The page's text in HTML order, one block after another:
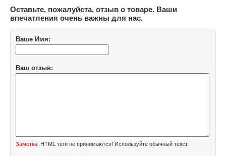
Оставьте, пожалуйста, отзыв о товаре. Ваши
впечатления очень важны для нас.
Ваше Имя:
Ваш отзыв:
Заметка: HTML теги не принимаются! Используйте обычный текст.